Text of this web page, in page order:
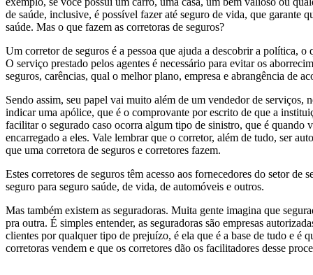
de saúde, inclusive, é possível fazer até seguro de vida, que garante
saúde. Mas o que fazem as corretoras de seguros?
Um corretor de seguros é a pessoa que ajuda a descobrir a política,
O serviço prestado pelos agentes é necessário para evitar os
seguros, carências, qual o melhor plano, empresa e abrangência de
Sendo assim, seu papel vai muito além de um vendedor de serviços,
indicar uma apólice, que é o comprovante por escrito de que a
facilitar o segurado caso ocorra algum tipo de sinistro, que é quando
encarregado a eles. Vale lembrar que o corretor, além de tudo, ser
que uma corretora de seguros e corretores fazem.
Estes corretores de seguros têm acesso aos fornecedores do setor
seguro para seguro saúde, de vida, de automóveis e outros.
Mas também existem as seguradoras. Muita gente imagina que
pra outra. É simples entender, as seguradoras são empresas
clientes por qualquer tipo de prejuízo, é ela que é a base de tudo e é
corretoras vendem e que os corretores dão os facilitadores desse